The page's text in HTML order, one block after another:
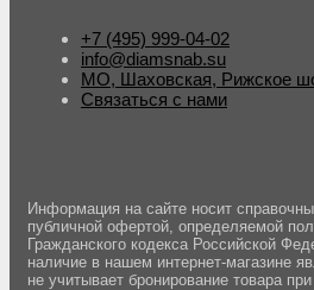
+7 (495) 999-04-02
info@diamsnab.su
МО, Шаховская, Рижское
Связаться с нами
Информация на сайте носит
публичной офертой, определяемой
Гражданского кодекса Российской
наличие в нашем интернет-магазине
не учитывает бронирование товара